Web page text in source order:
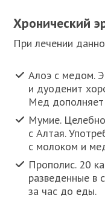
Хронический
При лечении
Алоэ с медом.
и дуоденит
Мед дополняет
Мумие.
с Алтая.
с молоком и
Прополис. 20
разведенные в
за час до еды.